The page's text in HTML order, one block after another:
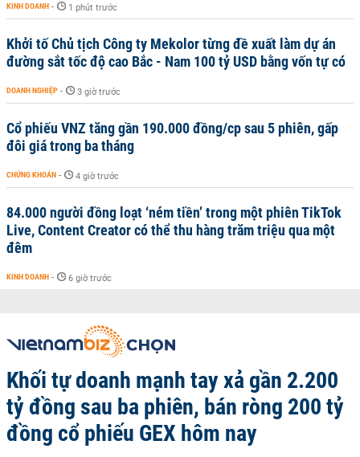
KINH DOANH - 1 phút trước
Khởi tố Chủ tịch Công ty Mekolor từng đề xuất làm dự án
đường sắt tốc độ cao Bắc - Nam 100 tỷ USD bằng vốn tự có
DOANH NGHIỆP - 3 giờ trước
Cổ phiếu VNZ tăng gần 190.000 đồng/cp sau 5 phiên, gấp
đôi giá trong ba tháng
CHỨNG KHOÁN - 4 giờ trước
84.000 người đồng loạt ‘ném tiền’ trong một phiên TikTok
Live, Content Creator có thể thu hàng trăm triệu qua một
đêm
KINH DOANH - 6 giờ trước
Khối tự doanh mạnh tay xả gần 2.200
tỷ đồng sau ba phiên, bán ròng 200 tỷ
đồng cổ phiếu GEX hôm nay